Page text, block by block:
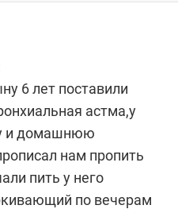
6 лет поставили
астма,у
и домашнюю
нам пропить
пить у него
по вечерам